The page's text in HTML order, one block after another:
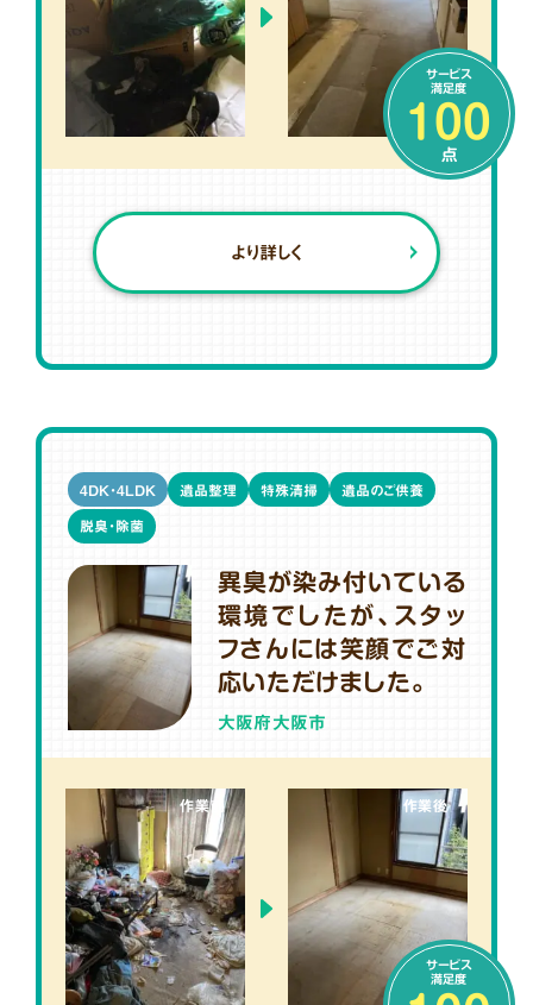
サービス
満足度
100
点
より詳しく
異臭が染み付いている
環境でしたが、スタッ
フさんには笑顔でご対
応いただけました。
大阪府大阪市
4DK・4LDK 遺品整理 特殊清掃 遺品のご供養
脱臭・除菌
作業前 作業後
サービス
満足度